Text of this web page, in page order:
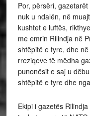
Por, përsëri,
nuk u ndalën, në
kushtet e luftës,
me emrin Rilindja në
shtëpitë e tyre, dhe
rreziqeve të mëdha
punonësit e saj u
shtëpitë e tyre dhe
Ekipi i gazetës